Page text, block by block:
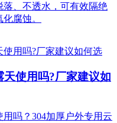
、不透水，可有效隔绝
腐蚀。
使用吗?厂家建议如
吗？304加厚户外专用云